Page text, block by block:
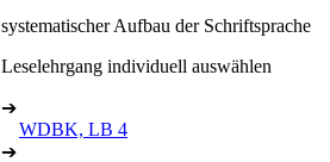
systematischer Aufbau der Schriftsprache
Leselehrgang individuell auswählen
➔
WDBK, LB 4
➔